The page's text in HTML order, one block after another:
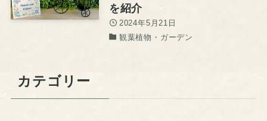
を紹介
2024年5月21日
観葉植物・ガーデン
カテゴリー